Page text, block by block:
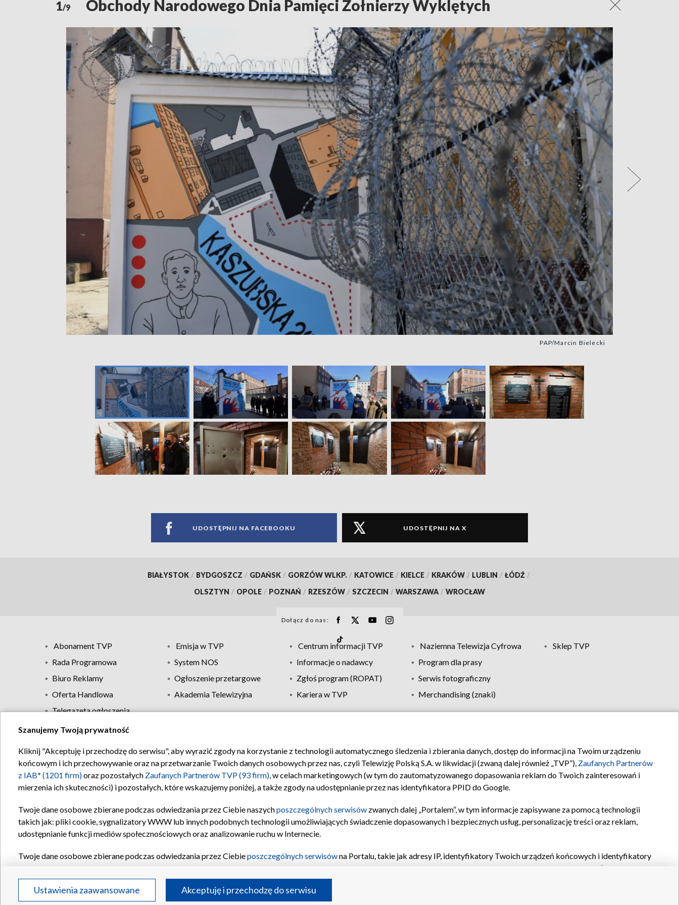
1/9 Obchody Narodowego Dnia Pamięci Żołnierzy Wyklętych
PAP/Marcin Bielecki
UDOSTĘPNIJ NA FACEBOOKU UDOSTĘPNIJ NA X
BIAŁYSTOK / BYDGOSZCZ / GDAŃSK / GORZÓW WLKP. / KATOWICE / KIELCE / KRAKÓW / LUBLIN / ŁÓDŹ /
OLSZTYN / OPOLE / POZNAŃ / RZESZÓW / SZCZECIN / WARSZAWA / WROCŁAW
Dołącz do nas:
Abonament TVP Emisja w TVP Centrum informacji TVP Naziemna Telewizja Cyfrowa
Sklep TVP
Rada Programowa
System NOS Informacje o nadawcy
Program dla prasy
Biuro Reklamy
Ogłoszenie przetargowe Zgłoś program (ROPAT)
Serwis fotograficzny
Oferta Handlowa
Akademia Telewizyjna Kariera w TVP
Merchandising (znaki)
Telegazeta ogłoszenia
Regulamin TVP Polityka prywatności Moje zgody Pomoc Biuro reklamy Kontakt
Szanujemy Twoją prywatność
Kliknij "Akceptuję i przechodzę do serwisu", aby wyrazić zgody na korzystanie z technologii automatycznego śledzenia i zbierania danych, dostęp do informacji na Twoim urządzeniu
końcowym i ich przechowywanie oraz na przetwarzanie Twoich danych osobowych przez nas, czyli Telewizję Polską S.A. w likwidacji (zwaną dalej również „TVP”), Zaufanych Partnerów
z IAB* (1201 firm)oraz pozostałych Zaufanych Partnerów TVP (93 firm), w celach marketingowych (w tym do zautomatyzowanego dopasowania reklam do Twoich zainteresowań i
mierzenia ich skuteczności) i pozostałych, które wskazujemy poniżej, a także zgody na udostępnianie przez nas identyfikatora PPID do Google.
Twoje dane osobowe zbierane podczas odwiedzania przez Ciebie naszychposzczególnych serwisów zwanych dalej „Portalem”, w tym informacje zapisywane za pomocą technologii
takich jak: pliki cookie, sygnalizatory WWW lub innych podobnych technologii umożliwiających świadczenie dopasowanych i bezpiecznych usług, personalizację treści oraz reklam,
udostępnianie funkcji mediów społecznościowych oraz analizowanie ruchu w Internecie.
Twoje dane osobowe zbierane podczas odwiedzania przez Ciebieposzczególnych serwisówna Portalu, takie jak adresy IP, identyfikatory Twoich urządzeń końcowych i identyfikatory
oraz pozostałych
Partnerów TVPdla realizacji następujących celów i funkcji: przechowywania informacji na urządzeniu lub dostęp do nich, wyboru podstawowych reklam, wyboru spersonalizowanych
reklam, tworzenia profilu spersonalizowanych reklam, tworzenia profilu spersonalizowanych treści, wyboru spersonalizowanych treści, pomiaru wydajności reklam, pomiaru wydajności
Ustawienia zaawansowane Akceptuję i przechodzę do serwisu